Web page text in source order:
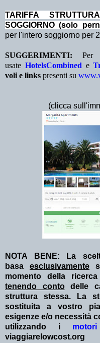
TA RIFFA
SOGGIORNO (solo
per l'intero soggiorno per
SUGGERIMENTI: Per
usate HotelsCombined e
voli e links presenti su
(clicca
NOTA BENE: La
basa esclusivamente
momento della
tenendo contodelle
struttura stessa. La
sostituita a vostro
esigenze e/o necessità
utilizzando i
viaggiarelowcost.org